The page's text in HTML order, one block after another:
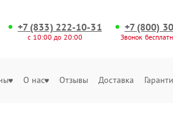
+7 (833) 222-10-31
с 10:00 до 20:00
+7 (800)
Звонок
О нас Отзывы Доставка